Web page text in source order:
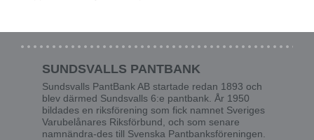
SUNDSVALLS PANTBANK
Sundsvalls PantBank AB startade redan 1893 och
blev därmed Sundsvalls 6:e pantbank. År 1950
bildades en riksförening som fick namnet Sveriges
Varubelånares Riksförbund, och som senare
namnändra-des till Svenska Pantbanksföreningen.